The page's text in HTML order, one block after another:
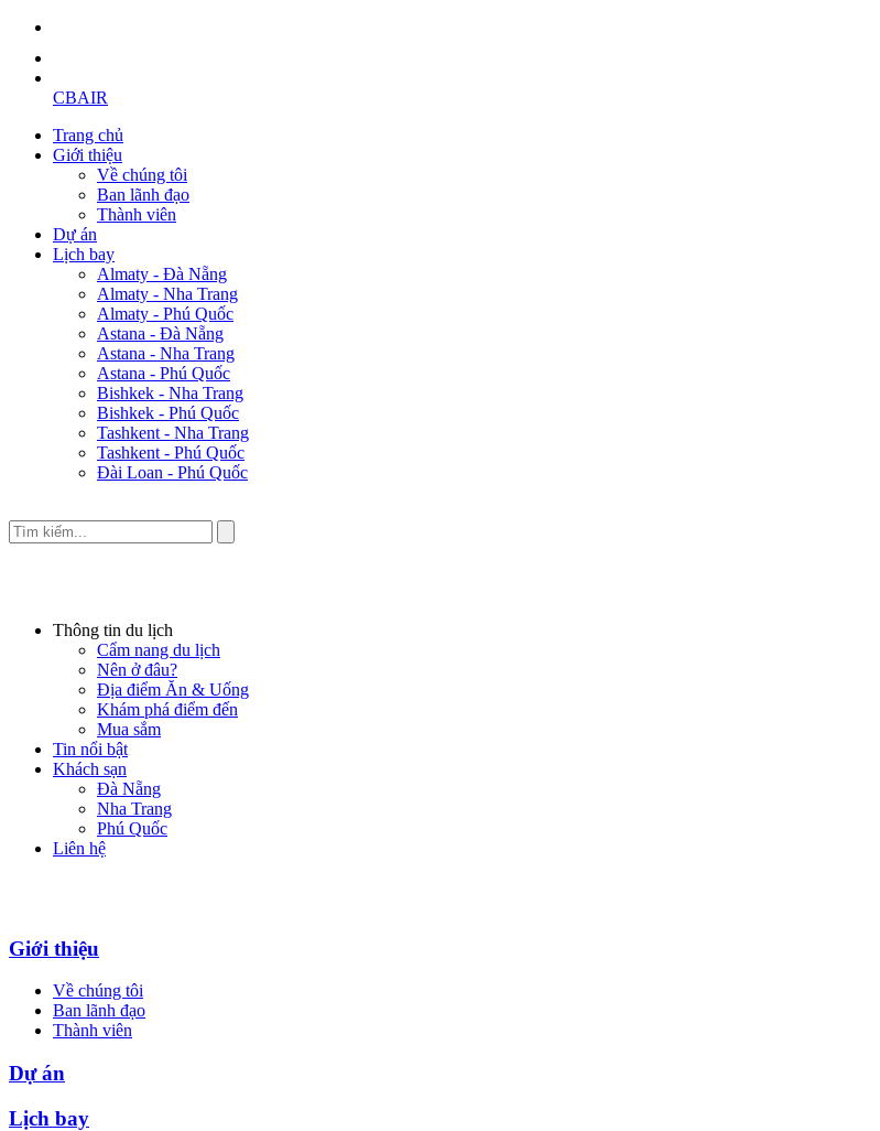
CBAIR
Trang chủ
Giới thiệu
Về chúng tôi
Ban lãnh đạo
Thành viên
Dự án
Lịch bay
Almaty - Đà Nẵng
Almaty - Nha Trang
Almaty - Phú Quốc
Astana - Đà Nẵng
Astana - Nha Trang
Astana - Phú Quốc
Bishkek - Nha Trang
Bishkek - Phú Quốc
Tashkent - Nha Trang
Tashkent - Phú Quốc
Đài Loan - Phú Quốc
Thông tin du lịch
Cẩm nang du lịch
Nên ở đâu?
Địa điểm Ăn & Uống
Khám phá điểm đến
Mua sắm
Tin nổi bật
Khách sạn
Đà Nẵng
Nha Trang
Phú Quốc
Liên hệ
Giới thiệu
Về chúng tôi
Ban lãnh đạo
Thành viên
Dự án
Lịch bay